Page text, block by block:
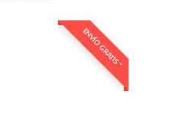
ENVÍO GRATIS *